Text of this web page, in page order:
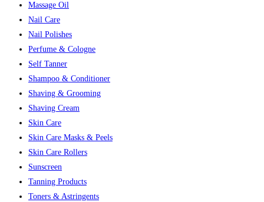
Massage Oil
Nail Care
Nail Polishes
Perfume & Cologne
Self Tanner
Shampoo & Conditioner
Shaving & Grooming
Shaving Cream
Skin Care
Skin Care Masks & Peels
Skin Care Rollers
Sunscreen
Tanning Products
Toners & Astringents